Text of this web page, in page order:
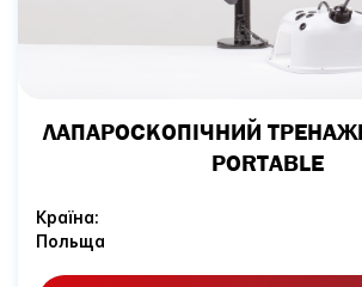
ЛАПАРОСКОПІЧНИЙ
PORTABLE
Країна:
Польща